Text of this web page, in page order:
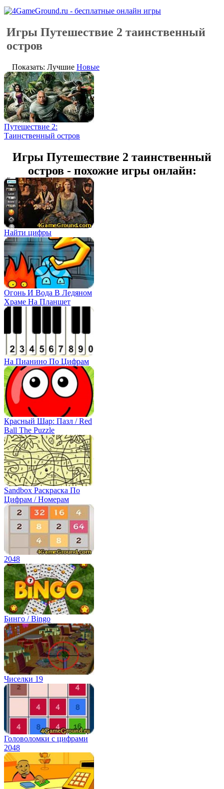
Игры Путешествие 2 таинственный
остров
Показать: Лучшие Новые
Путешествие 2:
Таинственный остров
Игры Путешествие 2 таинственный
остров - похожие игры онлайн:
Найти цифры
Огонь И Вода В Ледяном
Храме На Планшет
На Пианино По Цифрам
Красный Шар: Пазл / Red
Ball The Puzzle
Sandbox Раскраска По
Цифрам / Номерам
2048
Бинго / Bingo
Чиселки 19
Головоломки с цифрами
2048